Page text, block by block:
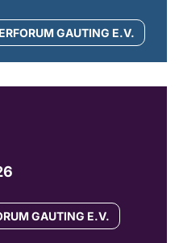
GAUTING E.V.
GAUTING E.V.